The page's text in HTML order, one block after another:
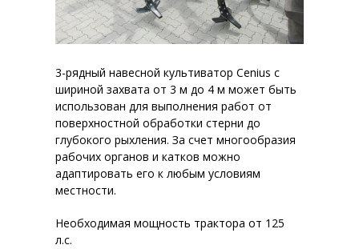
3-рядный навесной культиватор Cenius с
шириной захвата от 3 м до 4 м может быть
использован для выполнения работ от
поверхностной обработки стерни до
глубокого рыхления. За счет многообразия
рабочих органов и катков можно
адаптировать его к любым условиям
местности.
Необходимая мощность трактора от 125
л.с.